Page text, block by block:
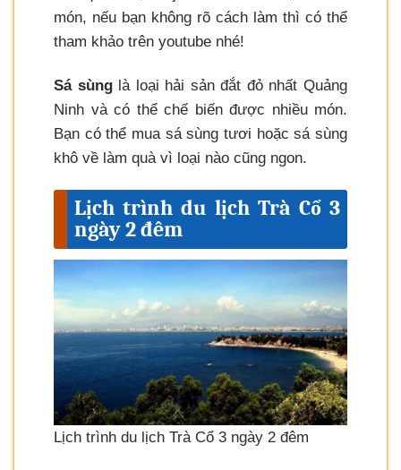
món, nếu bạn không rõ cách làm thì có thể
tham khảo trên youtube nhé!
Sá sùnglà loại hải sản đắt đỏ nhất Quảng
Ninh và có thể chế biến được nhiều món.
Bạn có thể mua sá sùng tươi hoặc sá sùng
khô về làm quà vì loại nào cũng ngon.
Lịch trình du lịch Trà Cổ 3
ngày 2 đêm
Lịch trình du lịch Trà Cổ 3 ngày 2 đêm